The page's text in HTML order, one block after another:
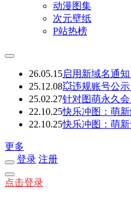
动漫图集
次元壁纸
P站热榜
26.05.15启用新域名通
25.12.08💥违规账号公
25.02.27针对图萌永久
22.10.25快乐冲图：萌
22.10.25快乐冲图：萌
更多
登录 注册
点击登录